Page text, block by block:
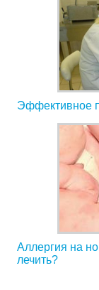
Эффективное
Аллергия на
лечить?